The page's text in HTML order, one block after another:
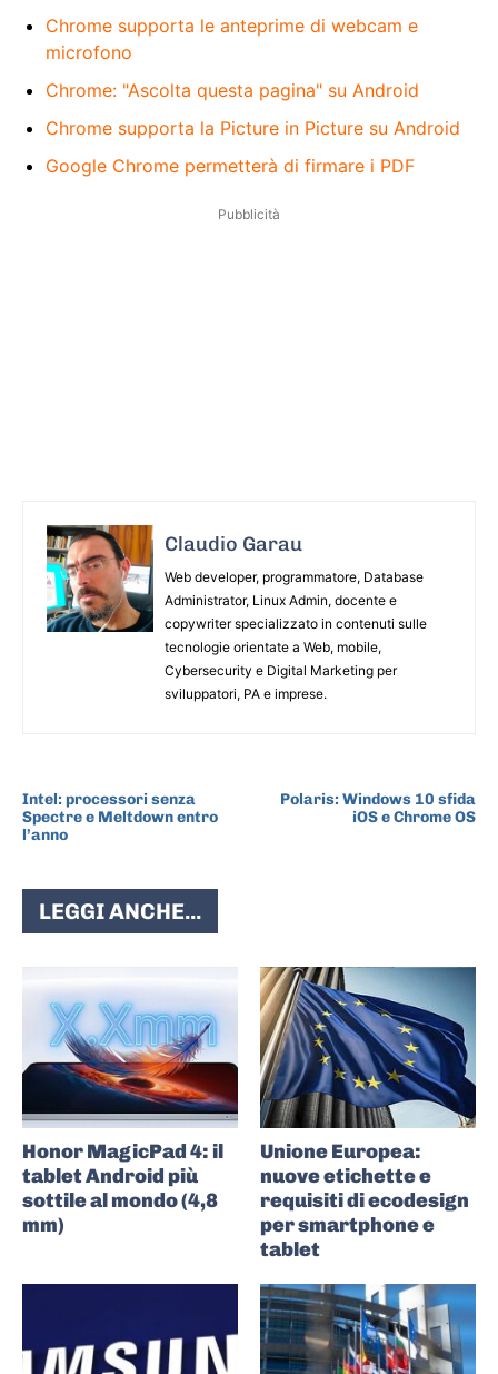
Chrome supporta le anteprime di webcam e
microfono
Chrome: "Ascolta questa pagina" su Android
Chrome supporta la Picture in Picture su Android
Google Chrome permetterà di firmare i PDF
Pubblicità
Claudio Garau
Web developer, programmatore, Database
Administrator, Linux Admin, docente e
copywriter specializzato in contenuti sulle
tecnologie orientate a Web, mobile,
Cybersecurity e Digital Marketing per
sviluppatori, PA e imprese.
Intel: processori senza
Spectre e Meltdown entro
l’anno
Polaris: Windows 10 sfida
iOS e Chrome OS
LEGGI ANCHE...
Honor MagicPad 4: il
tablet Android più
sottile al mondo (4,8
mm)
Unione Europea:
nuove etichette e
requisiti di ecodesign
per smartphone e
tablet